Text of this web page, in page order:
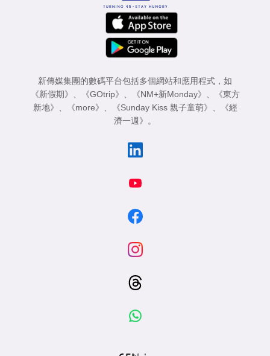
新傳媒集團的數碼平台包括多個網站和應用程式，如
《新假期》 、 《GOtrip》 、 《NM+新Monday》 、
《東方
新地》 、 《more》 、 《Sunday Kiss 親子童萌》 、
《經
濟一週》 。